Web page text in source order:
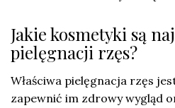
Jakie kosmetyki są
pielęgnacji rzęs?
Właściwa pielęgnacja rzęs
zapewnić im zdrowy wygląd